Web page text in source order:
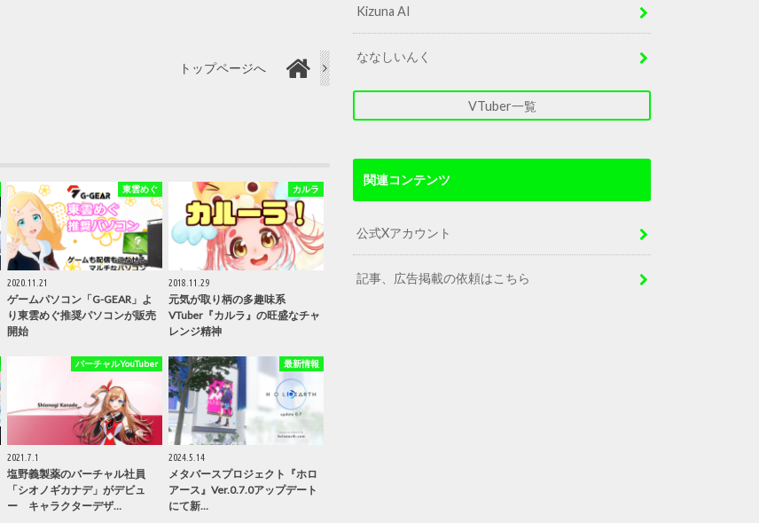
トップページへ
東雲めぐ
2020.11.21
ゲームパソコン「G-GEAR」よ
り東雲めぐ推奨パソコンが販売
開始
カルラ
2018.11.29
元気が取り柄の多趣味系
VTuber『カルラ』の旺盛なチャ
レンジ精神
バーチャルYouTuber
2021.7.1
塩野義製薬のバーチャル社員
「シオノギカナデ」がデビュ
ー キャラクターデザ…
最新情報
2024.5.14
メタバースプロジェクト『ホロ
アース』Ver.0.7.0アップデート
にて新…
Kizuna AI
ななしいんく
VTuber一覧
関連コンテンツ
公式Xアカウント
記事、広告掲載の依頼はこちら